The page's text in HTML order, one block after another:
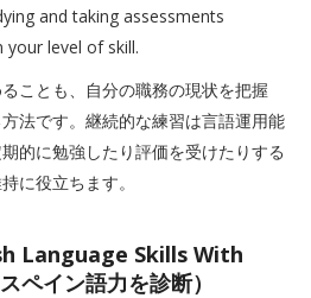
and taking assessments
your level of skill.
ことも、自分の職務の現状を把握
法です。継続的な練習は言語運用能
的に勉強したり評価を受けたりする
に役立ちます。
Language Skills With
ペイン語力を診断）